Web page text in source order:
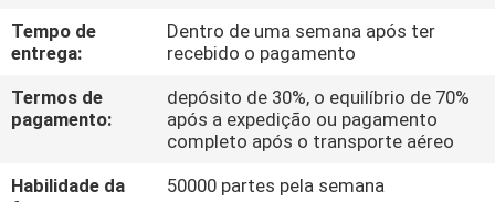
CONTACTE-
UMAS
Tempo de
entrega:
Dentro de uma semana após ter
recebido o pagamento
Termos de
pagamento:
depósito de 30%, o equilíbrio de 70%
após a expedição ou pagamento
completo após o transporte aéreo
Habilidade da
50000 partes pela semana